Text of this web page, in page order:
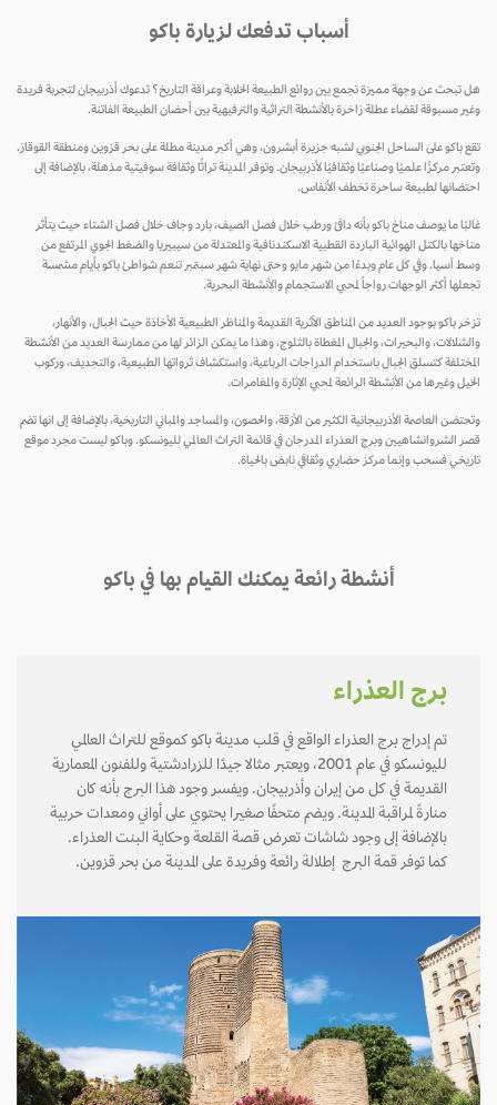
أسباب تدفعك لزيارة باكو
هل تبحث عن وجهة مميزة تجمع بين روائع الطبيعة الخلابة وعراقة التاريخ؟ تدعوك أذربيجان لتجربة فريدة
وغير مسبوقة لقضاء عطلة زاخرة بالأنشطة التراثية والترفيهية بين أحضان الطبيعة الفاتنة.
تقع باكو على الساحل الجنوبي لشبه جزيرة أبشرون، وهي أكبر مدينة مطلة على بحر قزوين ومنطقة القوقاز.
وتعتبر مركزًا علميًا وصناعيًا وثقافيًا لأذربيجان. وتوفر المدينة تراثًا وثقافة سوفيتية مذهلة، بالإضافة إلى
احتضانها لطبيعة ساحرة تخطف الأنفاس.
غالبًا ما يوصف مناخ باكو بأنه دافئ ورطب خلال فصل الصيف، بارد وجاف خلال فصل الشتاء حيث يتأثر
مناخها بالكتل الهوائية الباردة القطبية الاسكندنافية والمعتدلة من سيبيريا والضغط الجوي المرتفع من
وسط آسيا. وفي كل عام وبدءًا من شهر مايو وحتى نهاية شهر سبتمبر تنعم شواطئ باكو بأيام مشمسة
تجعلها أكثر الوجهات رواجاً لمحبي الاستجمام والأنشطة البحرية.
تزخر باكو بوجود العديد من المناطق الأثرية القديمة والمناظر الطبيعية الأخاذة حيث الجبال، والأنهار،
والشلالات، والبحيرات، والجبال المغطاة بالثلوج، وهذا ما يمكن الزائر لها من ممارسة العديد من الأنشطة
المختلفة كتسلق الجبال باستخدام الدراجات الرباعية، واستكشاف ثرواتها الطبيعية، والتجديف، وركوب
الخيل وغيرها من الأنشطة الرائعة لمحبي الإثارة والمغامرات.
وتحتضن العاصمة الأذربيجانية الكثير من الأزقة، والحصون، والمساجد والمباني التاريخية، بالإضافة إلى انها تضم
قصر الشروانشاهيين وبرج العذراء المدرجان في قائمة التراث العالمي لليونسكو. وباكو ليست مجرد موقع
تاريخي فسحب وإنما مركز حضاري وثقافي نابض بالحياة.
أنشطة رائعة يمكنك القيام بها في باكو
برج العذراء
تم إدراج برج العذراء الواقع في قلب مدينة باكو كموقع للتراث العالمي
لليونسكو في عام 2001، ويعتبر مثالا جيدًا للزرادشتية وللفنون المعمارية
القديمة في كل من إيران وأذربيجان. ويفسر وجود هذا البرج بأنه كان
منارةً لمراقبة المدينة. ويضم متحفًا صغيرا يحتوي على أواني ومعدات حربية
بالإضافة إلى وجود شاشات تعرض قصة القلعة وحكاية البنت العذراء.
كما توفر قمة البرج إطلالة رائعة وفريدة على المدينة من بحر قزوين.